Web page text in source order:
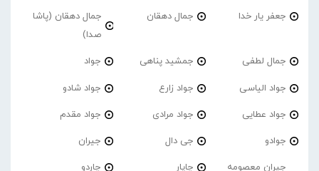
جعفر یار خدا جمال دهقان
جمال دهقان (پاشا
صدا)
جمال لطفی جمشید پناهی جواد
جواد الیاسی جواد زارع جواد شادو
جواد عطایی جواد مرادی جواد مقدم
جوادو جی دال جیران
جیران معصومه
چاپار چاردو